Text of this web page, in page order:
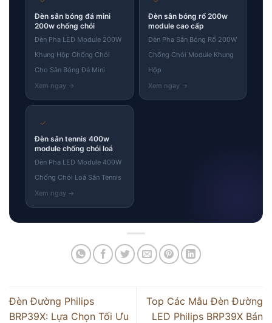
Đèn sân bóng đá mini
200w chống chói
Đèn Pha LED Module 200W
Khung Hộp Chống Chói
Cho Sân Bóng Đá Mini
Đèn sân bóng rổ 200w
module cao cấp
Đèn Pha Sân Bóng Rổ 200W
Chống Chói Module Khung
Hộp
✓
Đèn sân tennis 400w
module chống chói loá
Đèn Pha LED Module 400W
Chống Chói Loá Sân Tennis
Đèn Đường Philips
BRP39X: Lựa Chọn Tối Ưu
Top Các Mẫu Đèn Đường
LED Philips BRP39X Bán